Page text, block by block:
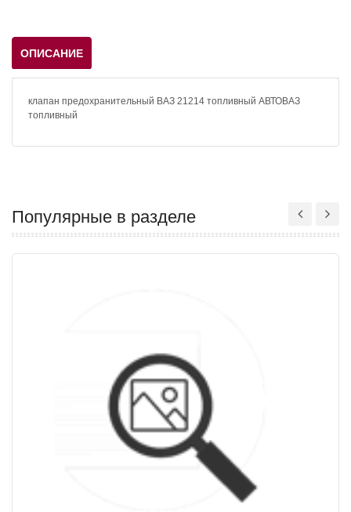
ОПИСАНИЕ
клапан предохранительный ВАЗ 21214 топливный АВТОВАЗ
топливный
Популярные в разделе